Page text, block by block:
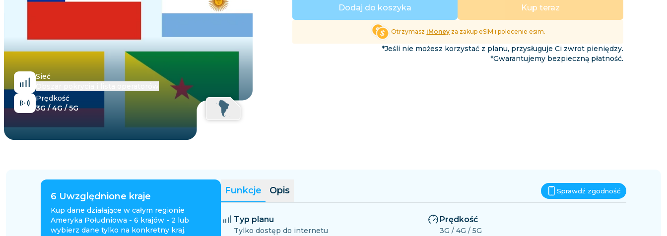
Przeglądaj wszystkie cele podróży
Sieć
Prędkość
3G / 4G / 5G
Dodaj do koszyka Kup teraz
Otrzymasz iMoney za zakup eSIM i polecenie esim.
*Jeśli nie możesz korzystać z planu, przysługuje Ci zwrot pieniędzy.
*Gwarantujemy bezpieczną płatność.
6 Uwzględnione kraje
Kup dane działające w całym regionie
Ameryka Południowa - 6 krajów - 2 lub
wybierz dane tylko na konkretny kraj.
Funkcje Opis Sprawdź zgodność
Typ planu
Tylko dostęp do internetu
Prędkość
3G / 4G / 5G